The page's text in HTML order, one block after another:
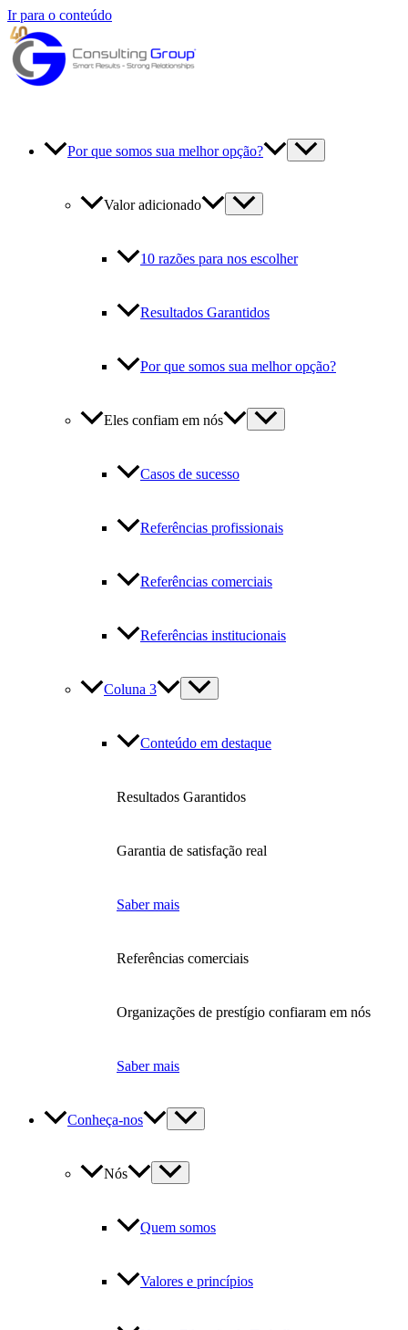
Ir para o conteúdo
Por que somos sua melhor opção?
Valor adicionado
10 razões para nos escolher
Resultados Garantidos
Por que somos sua melhor opção?
Eles confiam em nós
Casos de sucesso
Referências profissionais
Referências comerciais
Referências institucionais
Coluna 3
Conteúdo em destaque
Resultados Garantidos
Garantia de satisfação real
Saber mais
Referências comerciais
Organizações de prestígio confiaram em nós
Saber mais
Conheça-nos
Nós
Quem somos
Valores e princípios